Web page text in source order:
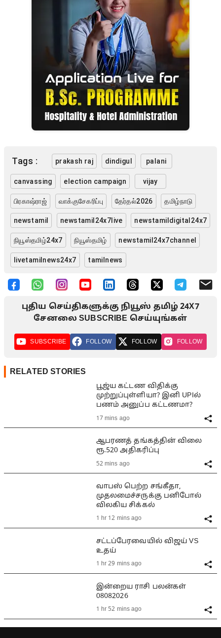
Tags : prakash raj dindigul palani
canvassing election campaign vijay
பிரகாஷ்ராஜ் வாக்குசேகரிப்பு தேர்தல்2026 தமிழ்நாடு
newstamil newstamil24x7live newstamildigital24x7
நியூஸ்தமிழ்24x7 நியூஸ்தமிழ் newstamil24x7channel
livetamilnews24x7 tamilnews
புதிய செய்திகளுக்கு நியூஸ் தமிழ் 24X7
சேனலை SUBSCRIBE செய்யுங்கள்
SUBSCRIBE FOLLOW FOLLOW FOLLOW
RELATED STORIES
பூஜ்ய கட்டண விதிக்கு
முற்றுப்புள்ளியா? இனி UPIல்
பணம் அனுப்ப கட்டணமா?
17 mins ago
ஆபரணத் தங்கத்தின் விலை
ரூ.520 அதிகரிப்பு
52 mins ago
வாபஸ் பெற்ற சங்கீதா,
முதலமைச்சருக்கு பனிபோல்
விலகிய சிக்கல்
1 hr 12 mins ago
சட்டப்பேரவையில் விஜய் VS
உதய்
1 hr 29 mins ago
இன்றைய ராசி பலன்கள்
08082026
1 hr 52 mins ago